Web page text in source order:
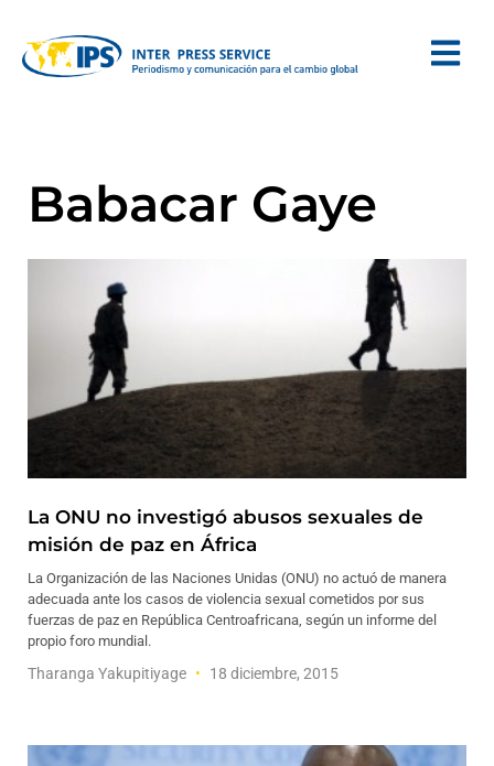
Babacar Gaye
La ONU no investigó abusos sexuales de
misión de paz en África
La Organización de las Naciones Unidas (ONU) no actuó de manera
adecuada ante los casos de violencia sexual cometidos por sus
fuerzas de paz en República Centroafricana, según un informe del
propio foro mundial.
Tharanga Yakupitiyage 18 diciembre, 2015